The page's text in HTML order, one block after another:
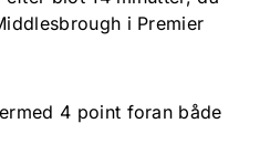
i Premier
4 point foran både